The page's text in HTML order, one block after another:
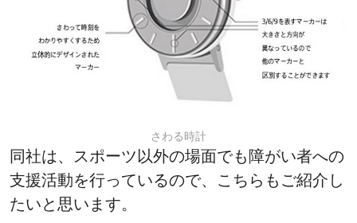
さわる時計
同社は、スポーツ以外の場面でも障がい者への
支援活動を行っているので、こちらもご紹介し
たいと思います。